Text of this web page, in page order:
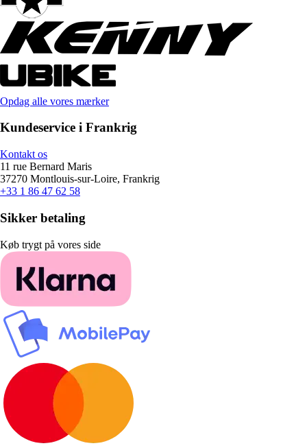
Opdag alle vores mærker
Kundeservice i Frankrig
Kontakt os
11 rue Bernard Maris
37270 Montlouis-sur-Loire, Frankrig
+33 1 86 47 62 58
Sikker betaling
Køb trygt på vores side